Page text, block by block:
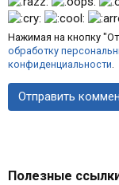
Нажимая на кнопку
обработку
конфиденциальности.
Полезные